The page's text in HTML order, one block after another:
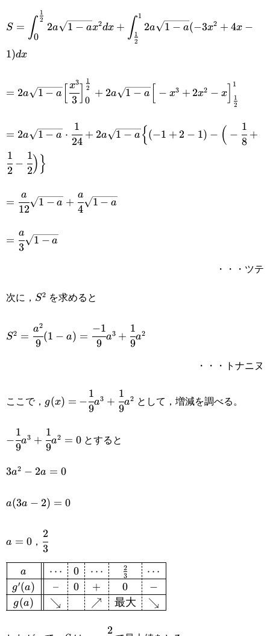
\displaystyle
S=\int_{\small{0}}^{\small{\frac{1}
{2}}}2a\sqrt{1-
a}x^2dx+\displaystyle\int_{\small{\frac{1}
{2}}}^1 2a\sqrt{1-a}(-3x^2+4x-1)dx
S = ∫0
2
1
2a 1 − ax2dx + ∫
2
1
1
2a 1 − a(−3x2 + 4x −
1)dx
=2a\sqrt{1-a}\Big[\cfrac{x^3}
{3}\Big]_{\small{0}}^{\small{\frac{1}
{2}}}+2a\sqrt{1-a}\Big[-x^3+2x^2-
x\Big]_{\small{\frac{1}{2}}}^1
= 2a 1 − a[ 3
x3] 0
2
1
+ 2a 1 − a[ − x3 + 2x2 − x
2
1
1
=2a\sqrt{1-
a}\cdot\cfrac{1}
{24}+2a\sqrt{1-
a}\Big\{(-1+2-
1)-\Big(-
\cfrac{1}
{8}+\cfrac{1}
{2}\Big)\Big\}
= 2a 1 − a ⋅
24
1
+ 2a 1 − a{ (−1 + 2 − 1) − ( −
8
1
+
2
1
−
2
1)}
=\cfrac{a}
{12}\sqrt{1-
a}+\cfrac{a}
=
12
a
1 − a +
4
a
1 − a
=\cfrac{a}
{3}\sqrt{1-
=
3
a
1 − a
・・・ツテ
次に， S^2
S2 を求めると
S^2=\cfrac{a^2}
{9}a^3+\cfrac{1}
S2 =
9
a2
(1 − a) =
9
−1
a3 +
9
1
a2
・・・トナニヌ
ここで，
g(x)=-\cfrac{1}
{9}a^3+\cfrac{1}
{9}a^2
g(x) = −
9
1
a3 +
9
1
a2 として，増減を調べる。
-\cfrac{1}
{9}a^3+\cfrac{1}
{9}a^2=0
−
9
1
a3 +
9
1
a2 = 0とすると
3a^2-
3a2 − 2a = 0
a(3a-
a(3a − 2) = 0
a = 0， \cfrac{2}
{3}
3
2
\def\arraystretch{1.25}\begin{array}
{|c||c:c:c:c:c|}\hline a & \cdots &
a
g′(a)
g(a)
⋯
–
↘
0
0
⋯
+
↗
3
2
0
最大
⋯
−
↘
S a=\cfrac{2}
2